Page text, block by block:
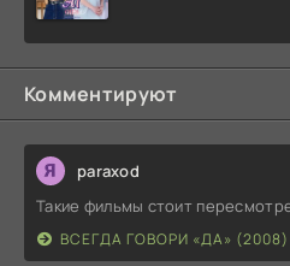
Комментируют
paraxod
Такие фильмы стоит
ВСЕГДА ГОВОРИ «ДА» (2008)